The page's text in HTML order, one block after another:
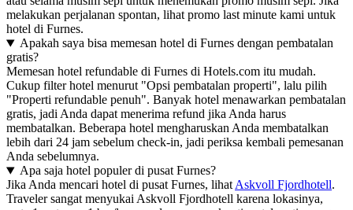
melakukan perjalanan spontan, lihat promo last minute kami untuk
hotel di Furnes.
Apakah saya bisa memesan hotel di Furnes dengan pembatalan
gratis?
Memesan hotel refundable di Furnes di Hotels.com itu mudah.
Cukup filter hotel menurut "Opsi pembatalan properti", lalu pilih
"Properti refundable penuh". Banyak hotel menawarkan pembatalan
gratis, jadi Anda dapat menerima refund jika Anda harus
membatalkan. Beberapa hotel mengharuskan Anda membatalkan
lebih dari 24 jam sebelum check-in, jadi periksa kembali pemesanan
Anda sebelumnya.
Apa saja hotel populer di pusat Furnes?
Jika Anda mencari hotel di pusat Furnes, lihat Askvoll Fjordhotell.
Traveler sangat menyukai Askvoll Fjordhotell karena lokasinya,